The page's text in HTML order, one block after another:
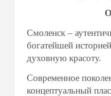
Смоленск –
богатейшей
духовную красоту.
Современное
концептуальный